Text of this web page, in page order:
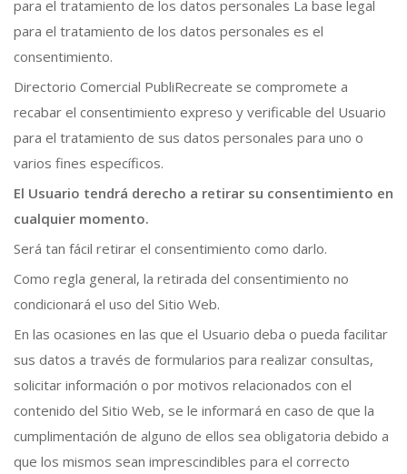
para el tratamiento de los datos personales La base legal
para el tratamiento de los datos personales es el
consentimiento.
Directorio Comercial PubliRecreate se compromete a
recabar el consentimiento expreso y verificable del Usuario
para el tratamiento de sus datos personales para uno o
varios fines específicos.
El Usuario tendrá derecho a retirar su consentimiento en
cualquier momento.
Será tan fácil retirar el consentimiento como darlo.
Como regla general, la retirada del consentimiento no
condicionará el uso del Sitio Web.
En las ocasiones en las que el Usuario deba o pueda facilitar
sus datos a través de formularios para realizar consultas,
solicitar información o por motivos relacionados con el
contenido del Sitio Web, se le informará en caso de que la
cumplimentación de alguno de ellos sea obligatoria debido a
que los mismos sean imprescindibles para el correcto